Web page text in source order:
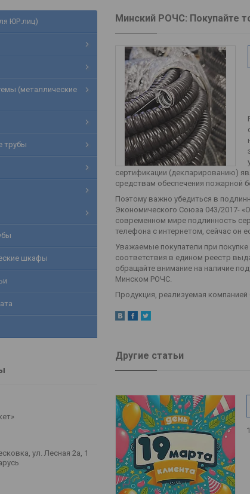
Минский РОЧС: Покупайте
сертификации (декларированию)
средствам обеспечения пожарной
Поэтому важно убедиться в
Экономического Союза 043/2017-
современном мире подлинность
телефона с интернетом, сейчас он
Уважаемые покупатели при
соответствия в едином реестр
обращайте внимание на наличие
Минском РОЧС.
Продукция, реализуемая
Другие статьи
ЮР.лиц)
(металлические
трубы
шкафы
ул. Лесная 2а, 1